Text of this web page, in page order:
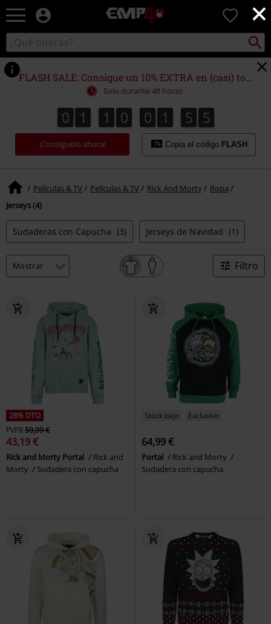
×
EMP
Música,
TV
Gaming
Merch
Ropa
Alternativa
0
Buscar
en
el
catálogo
Buscar
FLASH SALE: Consigue un 10% EXTRA en (casi) todo
Solo durante 48 horas
0
0 1
1 1
1 0
0 0
0 1
2
1 5
0
5 5
6
5
¡Consíguelo ahora! Copia el código FLASH
Películas & TV Películas & TV Rick And Morty
Ropa
Jerseys (4)
Sudaderas con Capucha (3) Jerseys de Navidad (1)
Filtro
28% DTO
PVPR59,99 €
43,19 €
Rick and Morty Portal
Rick and
Morty
Sudadera con capucha
Stock bajo Exclusivo
64,99 €
Portal
Rick and Morty
Sudadera con capucha